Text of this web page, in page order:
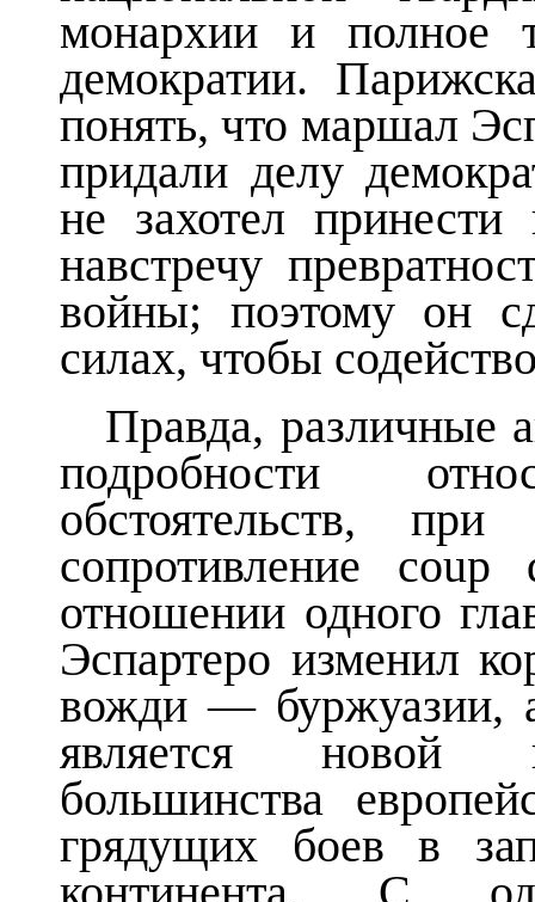
монархии и полное
демократии.
понять, что маршал
придали делу
не захотел
навстречу
войны; поэтому он
силах, чтобы
Правда, различные
подробности
обстоятельств,
сопротивление
отношении одного
Эспартеро изменил
вожди — буржуазии,
является новой
большинства
грядущих боев в